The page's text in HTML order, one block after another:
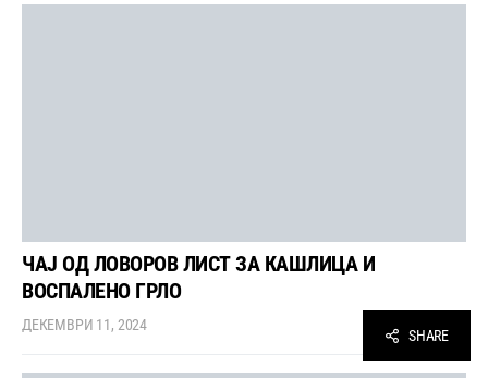
ЧАЈ ОД ЛОВОРОВ ЛИСТ ЗА КАШЛИЦА И
ВОСПАЛЕНО ГРЛО
ДЕКЕМВРИ 11, 2024
SHARE